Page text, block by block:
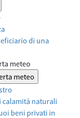
di una
meteo
meteo
calamità naturali
beni privati in